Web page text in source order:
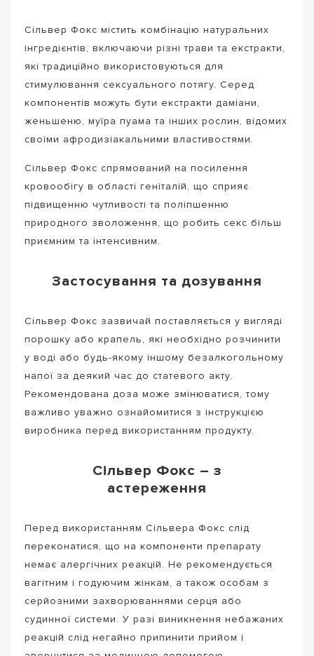
Сільвер Фокс містить комбінацію натуральних
інгредієнтів, включаючи різні трави та екстракти,
які традиційно використовуються для
стимулювання сексуального потягу. Серед
компонентів можуть бути екстракти даміани,
женьшеню, муїра пуама та інших рослин, відомих
своїми афродизіакальними властивостями.
Сільвер Фокс спрямований на посилення
кровообігу в області геніталій, що сприяє
підвищенню чутливості та поліпшенню
природного зволоження, що робить секс більш
приємним та інтенсивним.
Застосування та дозування
Сільвер Фокс зазвичай поставляється у вигляді
порошку або крапель, які необхідно розчинити
у воді або будь-якому іншому безалкогольному
напої за деякий час до статевого акту.
Рекомендована доза може змінюватися, тому
важливо уважно ознайомитися з інструкцією
виробника перед використанням продукту.
Сільвер Фокс – з
астереження
Перед використанням Сільвера Фокс слід
переконатися, що на компоненти препарату
немає алергічних реакцій. Не рекомендується
вагітним і годуючим жінкам, а також особам з
серйозними захворюваннями серця або
судинної системи. У разі виникнення небажаних
реакцій слід негайно припинити прийом і